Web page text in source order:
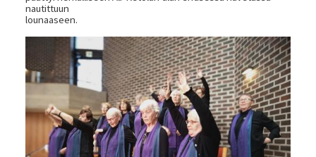
nautittuun
lounaaseen.